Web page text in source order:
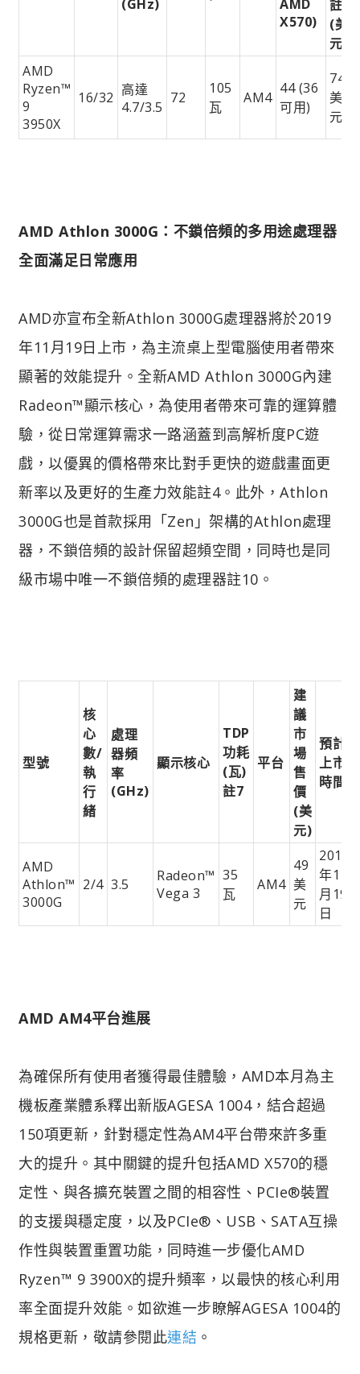
(GHz)
AMD
X570)
註9
(美
元)
AMD
Ryzen™
9
3950X
16/32 高達
4.7/3.5
72
105
瓦
AM4
44 (36
可用)
749
美
元
AMD Athlon 3000G：不鎖倍頻的多用途處理器
全面滿足日常應用
AMD亦宣布全新Athlon 3000G處理器將於2019
年11月19日上市，為主流桌上型電腦使用者帶來
顯著的效能提升。全新AMD Athlon 3000G內建
Radeon™顯示核心，為使用者帶來可靠的運算體
驗，從日常運算需求一路涵蓋到高解析度PC遊
戲，以優異的價格帶來比對手更快的遊戲畫面更
新率以及更好的生產力效能註4。此外，Athlon
3000G也是首款採用「Zen」架構的Athlon處理
器，不鎖倍頻的設計保留超頻空間，同時也是同
級市場中唯一不鎖倍頻的處理器註10。
型號
核
心
數/
執
行
緒
處理
器頻
率
(GHz)
顯示核心
TDP
功耗
(瓦)
註7
平台
建
議
市
場
售
價
(美
元)
預計
上市
時間
AMD
Athlon™
3000G
2/4 3.5
Radeon™
Vega 3
35
瓦
AM4
49
美
元
2019
年11
月19
日
AMD AM4平台進展
為確保所有使用者獲得最佳體驗，AMD本月為主
機板產業體系釋出新版AGESA 1004，結合超過
150項更新，針對穩定性為AM4平台帶來許多重
大的提升。其中關鍵的提升包括AMD X570的穩
定性、與各擴充裝置之間的相容性、PCIe®裝置
的支援與穩定度，以及PCIe®、USB、SATA互操
作性與裝置重置功能，同時進一步優化AMD
Ryzen™ 9 3900X的提升頻率，以最快的核心利用
率全面提升效能。如欲進一步瞭解AGESA 1004的
規格更新，敬請參閱此連結 。